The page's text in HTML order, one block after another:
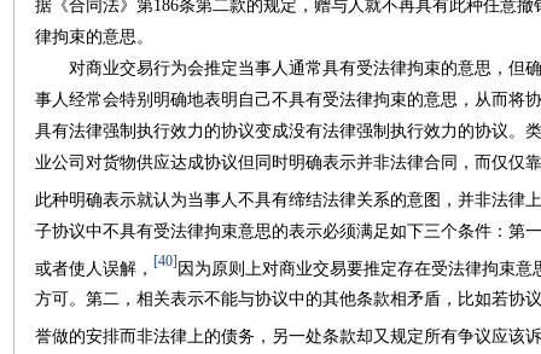
据《合同法》第186条第二款的规定，赠与人就不再具有此种任意
律拘束的意思。
对商业交易行为会推定当事人通常具有受法律拘束的意思，但
事人经常会特别明确地表明自己不具有受法律拘束的意思，从而将
具有法律强制执行效力的协议变成没有法律强制执行效力的协议。
业公司对货物供应达成协议但同时明确表示并非法律合同，而仅仅
此种明确表示就认为当事人不具有缔结法律关系的意图，并非法律
子协议中不具有受法律拘束意思的表示必须满足如下三个条件：第
或者使人误解， [40] 因为原则上对商业交易要推定存在受法律拘束
方可。第二，相关表示不能与协议中的其他条款相矛盾，比如若协
誉做的安排而非法律上的债务，另一处条款却又规定所有争议应该